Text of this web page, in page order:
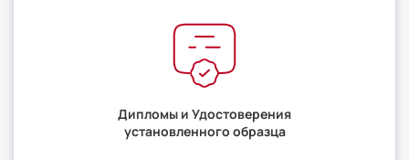
Дипломы и Удостоверения
установленного образца